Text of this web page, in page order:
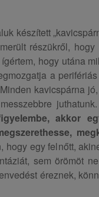
készített
részükről,
hogy utána
a
kavicspárna
akkor
hogy egy felnőtt,
sem örömöt
éreznek,